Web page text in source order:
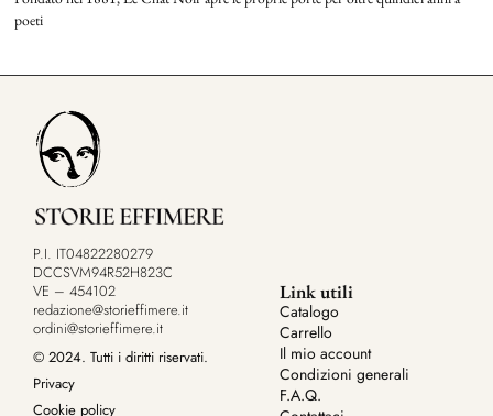
poeti
P.I. IT04822280279
DCCSVM94R52H823C
VE – 454102
redazione@storieffimere.it
ordini@storieffimere.it
© 2024. Tutti i diritti riservati.
Privacy
Cookie policy
Link utili
Catalogo
Carrello
Il mio account
Condizioni generali
F.A.Q.